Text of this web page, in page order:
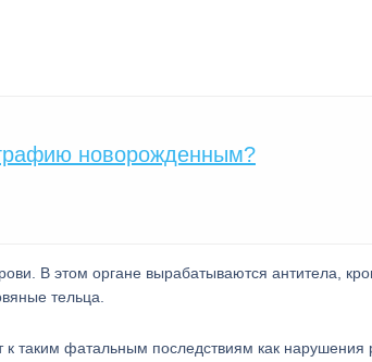
новорожденным?
В этом органе вырабатываются антитела,
тельца.
таким фатальным последствиям как нарушения